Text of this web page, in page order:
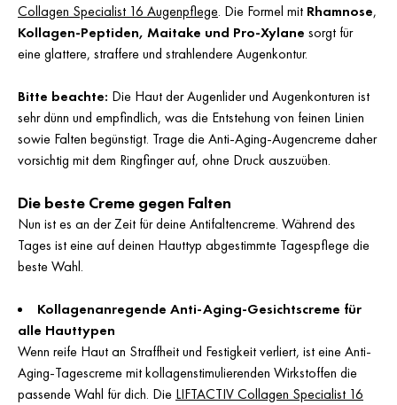
Collagen Specialist 16 Augenpflege. Die Formel mit Rhamnose,
Kollagen-Peptiden, Maitake und Pro-Xylane sorgt für
eine glattere, straffere und strahlendere Augenkontur.
Bitte beachte: Die Haut der Augenlider und Augenkonturen ist
sehr dünn und empfindlich, was die Entstehung von feinen Linien
sowie Falten begünstigt. Trage die Anti-Aging-Augencreme daher
vorsichtig mit dem Ringfinger auf, ohne Druck auszuüben.
Die beste Creme gegen Falten
Nun ist es an der Zeit für deine Antifaltencreme. Während des
Tages ist eine auf deinen Hauttyp abgestimmte Tagespflege die
beste Wahl.
Kollagenanregende Anti-Aging-Gesichtscreme für
alle Hauttypen
Wenn reife Haut an Straffheit und Festigkeit verliert, ist eine Anti-
Aging-Tagescreme mit kollagenstimulierenden Wirkstoffen die
passende Wahl für dich. Die LIFTACTIV Collagen Specialist 16